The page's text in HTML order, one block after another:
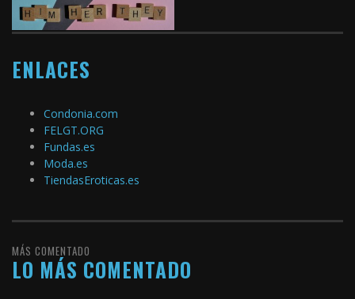
ENLACES
Condonia.com
FELGT.ORG
Fundas.es
Moda.es
TiendasEroticas.es
MÁS COMENTADO
LO MÁS COMENTADO